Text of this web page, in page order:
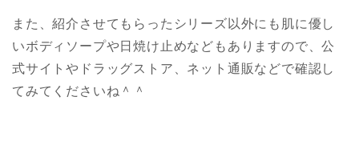
また、紹介させてもらったシリーズ以外にも肌に優し
いボディソープや日焼け止めなどもありますので、公
式サイトやドラッグストア、ネット通販などで確認し
てみてくださいね＾＾